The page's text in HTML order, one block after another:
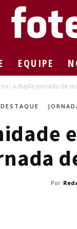
EQUIPE
a dupla jornada de
DESTAQUE
Por